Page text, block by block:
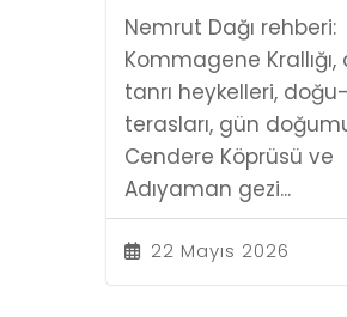
22 Mayıs 2026
Nemrut Dağı rehberi:
Kommagene Krallığı,
tanrı heykelleri,
terasları, gün
Cendere Köprüsü ve
Adıyaman gezi...